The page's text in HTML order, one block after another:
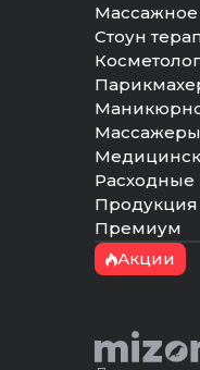
Стоун
Премиум
Акции